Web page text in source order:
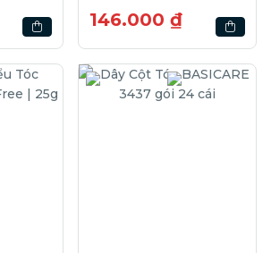
146.000 ₫